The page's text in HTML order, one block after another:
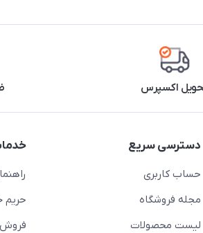
اکسپرس
دسترسی سریع
حساب کاربری
مجله فروشگاه
لیست محصولات